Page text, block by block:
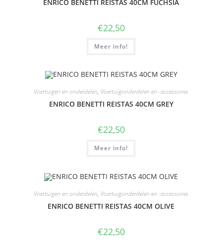
ENRICO BENETTI REISTAS 40CM FUCHSIA
€22,50
Meer info!
Voertuigen en onderdelen, Voertuigonderdelen en -accessoires
ENRICO BENETTI REISTAS 40CM GREY
€22,50
Meer info!
Voertuigen en onderdelen, Voertuigonderdelen en -accessoires
ENRICO BENETTI REISTAS 40CM OLIVE
€22,50